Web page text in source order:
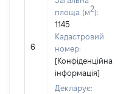
6
площа (м2):
1145
Кадастровий
номер:
[Конфіденційна
інформація]
Декларує: